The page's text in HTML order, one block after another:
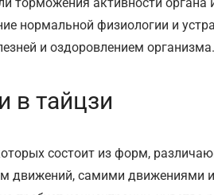
нормальной физиологии и
и оздоровлением организма.
в тайцзи
состоит из форм,
движений, самими движениями и